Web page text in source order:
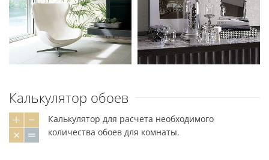
Калькулятор обоев
Калькулятор для расчета необходимого
количества обоев для комнаты.